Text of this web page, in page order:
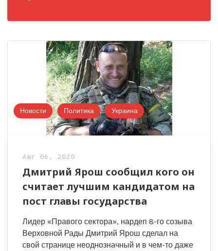
Новости Политика Украина
Авг 06, 2020
Дмитрий Ярош сообщил кого он
считает лучшим кандидатом на
пост главы государства
Лидер «Правого сектора», нардеп 8-го созыва
Верховной Рады Дмитрий Ярош сделал на
свой странице неоднозначный и в чем-то даже